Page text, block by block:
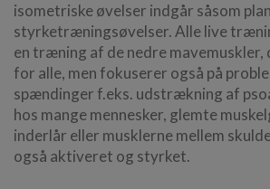
isometriske øvelser indgår såsom
styrketræningsøvelser. Alle live
en træning af de nedre mavemuskler,
for alle, men fokuserer også på
spændinger f.eks. udstrækning af
hos mange mennesker, glemte
inderlår eller musklerne mellem
også aktiveret og styrket.